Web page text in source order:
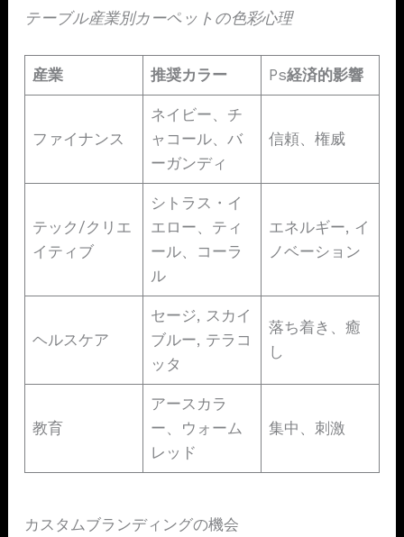
テーブル産業別カーペットの色彩心理
産業 推奨カラー Ps経済的影響
ファイナンス
ネイビー、チ
ャコール、バ
ーガンディ
信頼、権威
テック/クリエ
イティブ
シトラス・イ
エロー、ティ
ール、コーラ
ル
エネルギー, イ
ノベーション
ヘルスケア
セージ, スカイ
ブルー, テラコ
ッタ
落ち着き、癒
し
教育
アースカラ
ー、ウォーム
レッド
集中、刺激
カスタムブランディングの機会